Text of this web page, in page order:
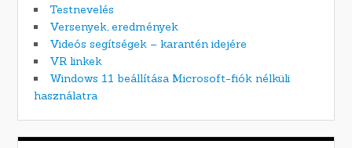
Testnevelés
Versenyek, eredmények
Videós segítségek – karantén idejére
VR linkek
Windows 11 beállítása Microsoft-fiók nélküli
használatra